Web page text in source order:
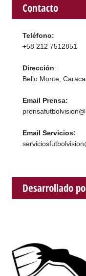
Contacto
Teléfono:
+58 212 7512851
Dirección:
Bello Monte,
Email Prensa:
Email Servicios:
Desarrollado